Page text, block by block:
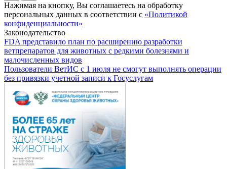
Нажимая на кнопку, Вы соглашаетесь на обработку
персональных данных в соответствии с «Политикой
конфиденциальности»
Законодательство
FDA представило план по расширению разработки
ветпрепаратов для животных с редкими болезнями и
малочисленных видов
Пользователи ВетИС с 1 июля не смогут выполнять операции
без привязки учетной записи к Госуслугам